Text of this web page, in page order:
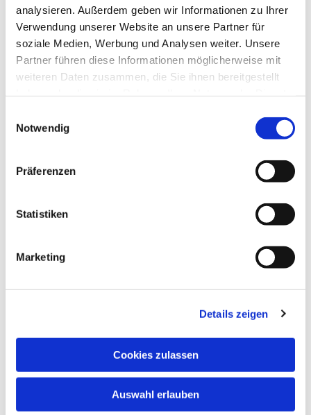
analysieren. Außerdem geben wir Informationen zu Ihrer
Verwendung unserer Website an unsere Partner für
soziale Medien, Werbung und Analysen weiter. Unsere
Partner führen diese Informationen möglicherweise mit
weiteren Daten zusammen, die Sie ihnen bereitgestellt
Notwendig
Präferenzen
Statistiken
Marketing
Details zeigen
Cookies zulassen
Auswahl erlauben
Dies könnte Sie auch
interessieren